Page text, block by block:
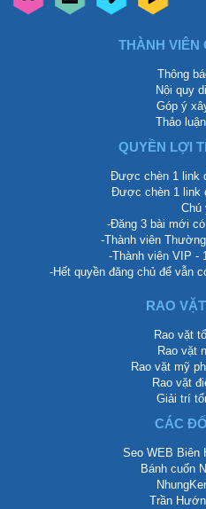
THÀNH VIÊN
Thông
Nội quy
Góp ý
Thảo
QUYỀN LỢI
Được chèn 1 link
Được chèn 1 link
Chú
-Đăng 3 bài mới
-Thành viên
-Thành viên VIP -
-Hết quyền đăng chủ để vẫn
RAO
Rao vặt
Rao vặt
Rao vặt mỹ
Rao vặt
Giải trí
CÁC
Seo WEB Biên
Bánh cuốn
Trần